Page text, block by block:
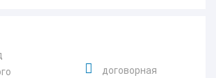
договорная